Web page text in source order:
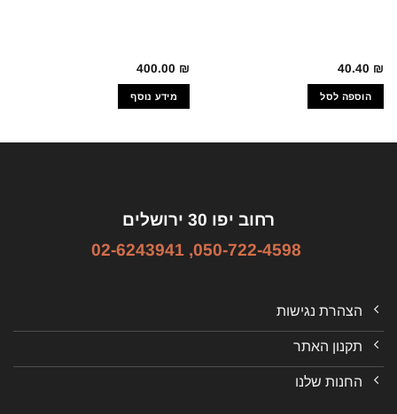
40.40 ₪
הוספה לסל
400.00 ₪
מידע נוסף
רחוב יפו 30 ירושלים
050-722-4598
,
02-6243941
הצהרת נגישות
תקנון האתר
החנות שלנו